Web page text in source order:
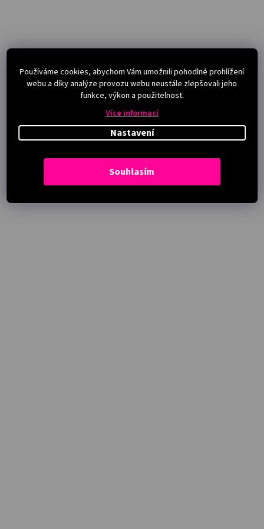
Používáme cookies, abychom Vám umožnili pohodlné prohlížení
webu a díky analýze provozu webu neustále zlepšovali jeho
funkce, výkon a použitelnost.
Více informací
Nastavení
Souhlasím